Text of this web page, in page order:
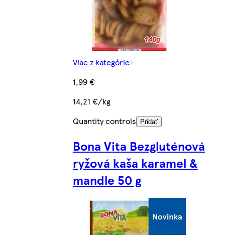
Viac z kategórie
1,99 €
14,21 €/kg
Quantity controls
Pridať
Bona Vita Bezgluténová
ryžová kaša karamel &
mandle 50 g